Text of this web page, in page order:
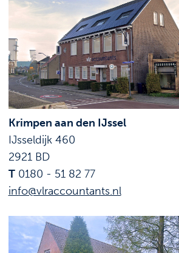
Krimpen aan den IJssel
IJsseldijk 460
2921 BD
T0180 - 51 82 77
info@vlraccountants.nl